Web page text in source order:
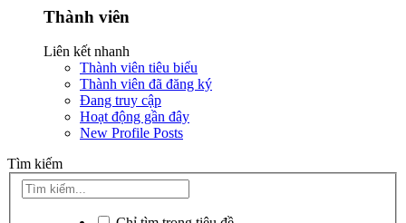
Thành viên
Liên kết nhanh
Thành viên tiêu biểu
Thành viên đã đăng ký
Đang truy cập
Hoạt động gần đây
New Profile Posts
Tìm kiếm